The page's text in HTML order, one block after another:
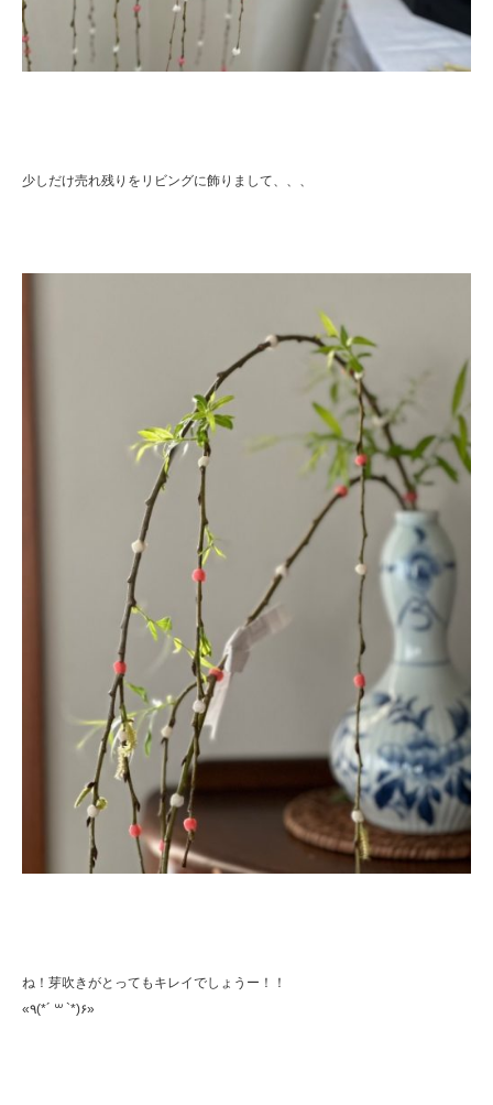
少しだけ売れ残りをリビングに飾りまして、、、
ね！芽吹きがとってもキレイでしょうー！！
«٩(*´ ꒳ `*)۶»